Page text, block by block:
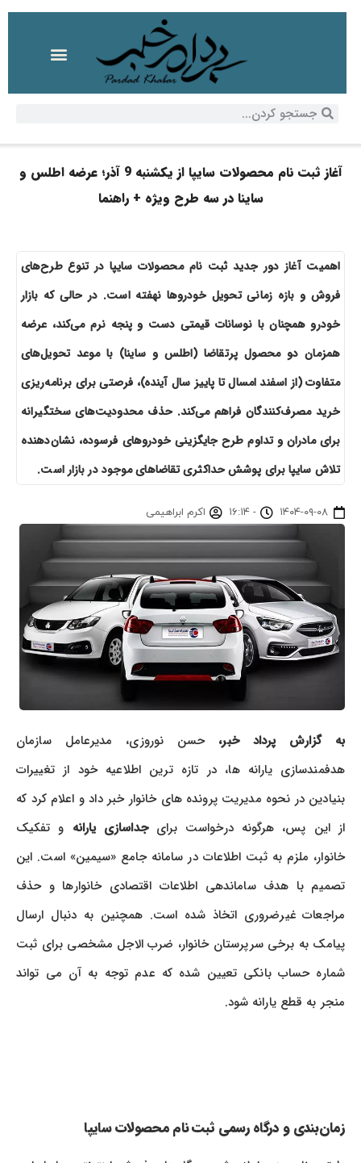
آغاز ثبت نام محصولات سایپا از یکشنبه 9 آذر؛ عرضه اطلس و
ساینا در سه طرح ویژه + راهنما
اهمیت آغاز دور جدید ثبت نام محصولات سایپا در تنوع طرح‌های
فروش و بازه زمانی تحویل خودروها نهفته است. در حالی که بازار
خودرو همچنان با نوسانات قیمتی دست و پنجه نرم می‌کند، عرضه
همزمان دو محصول پرتقاضا (اطلس و ساینا) با موعد تحویل‌های
متفاوت (از اسفند امسال تا پاییز سال آینده)، فرصتی برای برنامه‌ریزی
خرید مصرف‌کنندگان فراهم می‌کند. حذف محدودیت‌های سختگیرانه
برای مادران و تداوم طرح جایگزینی خودروهای فرسوده، نشان‌دهنده
تلاش سایپا برای پوشش حداکثری تقاضاهای موجود در بازار است.
۱۴۰۴-۰۹-۰۸ - ۱۶:۱۴ اکرم ابراهیمی
به گزارش پرداد خبر،حسن نوروزی، مدیرعامل سازمان
هدفمندسازی یارانه ها، در تازه ترین اطلاعیه خود از تغییرات
بنیادین در نحوه مدیریت پرونده های خانوار خبر داد و اعلام کرد که
از این پس، هرگونه درخواست برایجداسازی یارانهو تفکیک
خانوار، ملزم به ثبت اطلاعات در سامانه جامع «سیمین» است. این
تصمیم با هدف ساماندهی اطلاعات اقتصادی خانوارها و حذف
مراجعات غیرضروری اتخاذ شده است. همچنین به دنبال ارسال
پیامک به برخی سرپرستان خانوار، ضرب الاجل مشخصی برای ثبت
شماره حساب بانکی تعیین شده که عدم توجه به آن می تواند
منجر به قطع یارانه شود.
زمان‌بندی و درگاه رسمی ثبت نام محصولات سایپا